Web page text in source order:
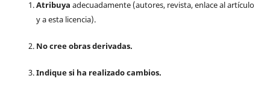
Atribuya adecuadamente (autores, revista, enlace al artículo
y a esta licencia).
No cree obras derivadas.
Indique si ha realizado cambios.